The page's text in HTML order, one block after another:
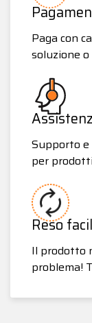
Paga con
soluzione
Supporto
per
Reso
Il prodotto
problema!